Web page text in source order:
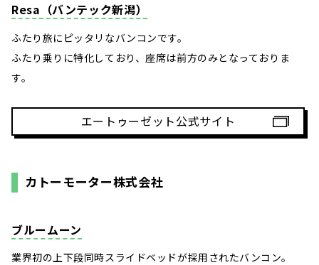
Resa（バンテック新潟）
ふたり旅にピッタリなバンコンです。
ふたり乗りに特化しており、座席は前方のみとなっておりま
す。
エートゥーゼット公式サイト
カトーモーター株式会社
ブルームーン
業界初の上下段同時スライドベッドが採用されたバンコン。